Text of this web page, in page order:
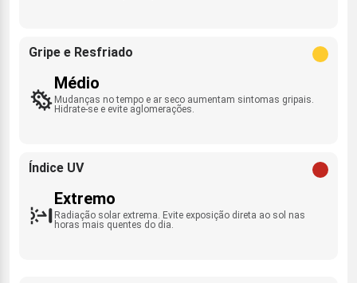
Gripe e Resfriado
Médio
Mudanças no tempo e ar seco aumentam sintomas gripais.
Hidrate-se e evite aglomerações.
Índice UV
Extremo
Radiação solar extrema. Evite exposição direta ao sol nas
horas mais quentes do dia.